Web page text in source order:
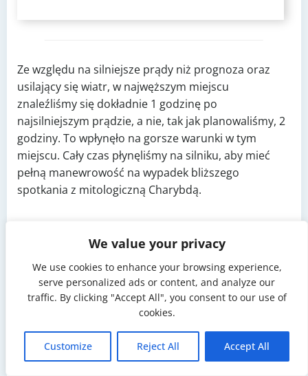
We value your privacy
We use cookies to enhance your browsing experience,
serve personalized ads or content, and analyze our
traffic. By clicking "Accept All", you consent to our use of
cookies.
Customize Reject All Accept All
Ze względu na silniejsze prądy niż prognoza oraz
usilający się wiatr, w najwęższym miejscu
znaleźliśmy się dokładnie 1 godzinę po
najsilniejszym prądzie, a nie, tak jak planowaliśmy, 2
godziny. To wpłynęło na gorsze warunki w tym
miejscu. Cały czas płynęliśmy na silniku, aby mieć
pełną manewrowość na wypadek bliższego
spotkania z mitologiczną Charybdą.